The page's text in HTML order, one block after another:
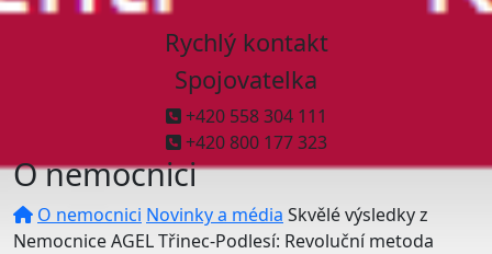
Rychlý kontakt
Spojovatelka
+420 558 304 111
+420 800 177 323
O nemocnici
O nemocnici Novinky a média Skvělé výsledky z
Nemocnice AGEL Třinec-Podlesí: Revoluční metoda